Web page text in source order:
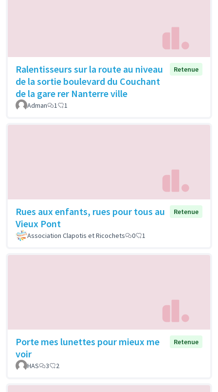
Ralentisseurs sur la route au niveau
de la sortie boulevard du Couchant
de la gare rer Nanterre ville
Retenue
Adman 1 1
Rues aux enfants, rues pour tous au
Vieux Pont
Retenue
Association Clapotis et Ricochets 0 1
Porte mes lunettes pour mieux me
voir
Retenue
HAS 3 2